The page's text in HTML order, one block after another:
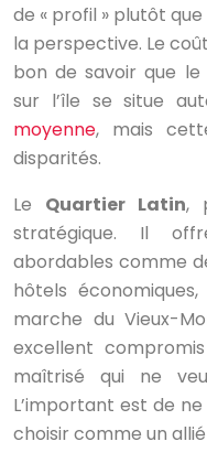
de « profil » plutôt
la perspective. Le
bon de savoir que
sur l’île se situe
moyenne, mais
disparités.
Le Quartier Latin,
stratégique. Il
abordables comme
hôtels
marche du Vieux-
excellent
maîtrisé qui ne
L’important est de
choisir comme un